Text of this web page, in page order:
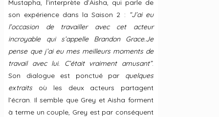
Mustapha, l’interprète d’Aisha, qui parle de
son expérience dans la Saison 2 : “J’ai eu
l’occasion de travailler avec cet acteur
incroyable qui s’appelle Brandon Grace.Je
pense que j’ai eu mes meilleurs moments de
travail avec lui. C’était vraiment amusant”.
Son dialogue est ponctué par quelques
extraitsoù les deux acteurs partagent
l’écran. Il semble que Grey et Aisha forment
à terme un couple, Grey est par conséquent